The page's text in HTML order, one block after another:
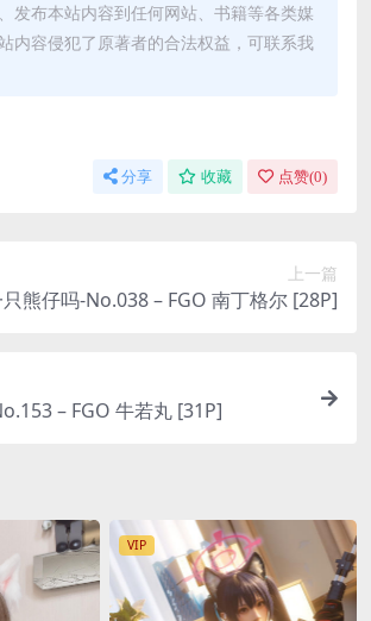
发布本站内容到任何网站、书籍等各类媒
内容侵犯了原著者的合法权益，可联系我
分享 收藏 点赞(0)
上一篇
熊仔吗-No.038 – FGO 南丁格尔 [28P]
– FGO 牛若丸 [31P]
VIP